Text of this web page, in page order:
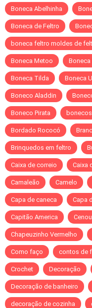
Boneca Abelhinha
Boneca de Feltro
boneca feltro moldes de
Boneca Metoo Boneca
Boneca Tilda Boneca
Boneco Aladdin
Boneco Pirata bonecos
Bordado Rococó
Brinquedos em feltro
Caixa de correio Caixa
Camaleão Camelo
Capa de caneca Capa
Capitão America
Chapeuzinho Vermelho
Como faço contos de
Crochet Decoração
Decoração de banheiro
decoração de cozinha